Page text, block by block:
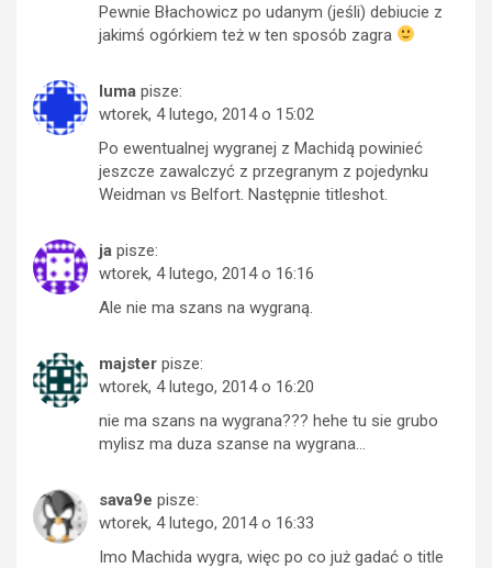
Pewnie Błachowicz po udanym (jeśli) debiucie z
jakimś ogórkiem też w ten sposób zagra
luma pisze:
wtorek, 4 lutego, 2014 o 15:02
Po ewentualnej wygranej z Machidą powinieć
jeszcze zawalczyć z przegranym z pojedynku
Weidman vs Belfort. Następnie titleshot.
ja pisze:
wtorek, 4 lutego, 2014 o 16:16
Ale nie ma szans na wygraną.
majster pisze:
wtorek, 4 lutego, 2014 o 16:20
nie ma szans na wygrana??? hehe tu sie grubo
mylisz ma duza szanse na wygrana…
sava9e pisze:
wtorek, 4 lutego, 2014 o 16:33
Imo Machida wygra, więc po co już gadać o title